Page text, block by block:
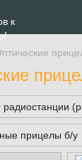
радиостанции
прицелы б/у